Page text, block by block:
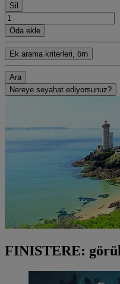
Sil
Oda ekle
Ek arama kriterleri, örn
Ara
Nereye seyahat ediyorsunuz?
FINISTERE: